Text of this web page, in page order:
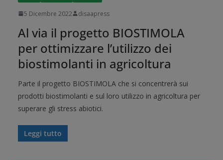
5 Dicembre 2022 disaapress
Al via il progetto BIOSTIMOLA
per ottimizzare l’utilizzo dei
biostimolanti in agricoltura
Parte il progetto BIOSTIMOLA che si concentrerà sui
prodotti biostimolanti e sul loro utilizzo in agricoltura per
superare gli stress abiotici.
Leggi tutto